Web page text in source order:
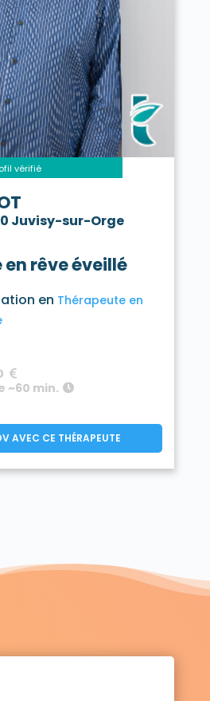
vérifié
Juvisy-sur-Orge
rêve éveillé
en Thérapeute en
~60 min.
AVEC CE THÉRAPEUTE